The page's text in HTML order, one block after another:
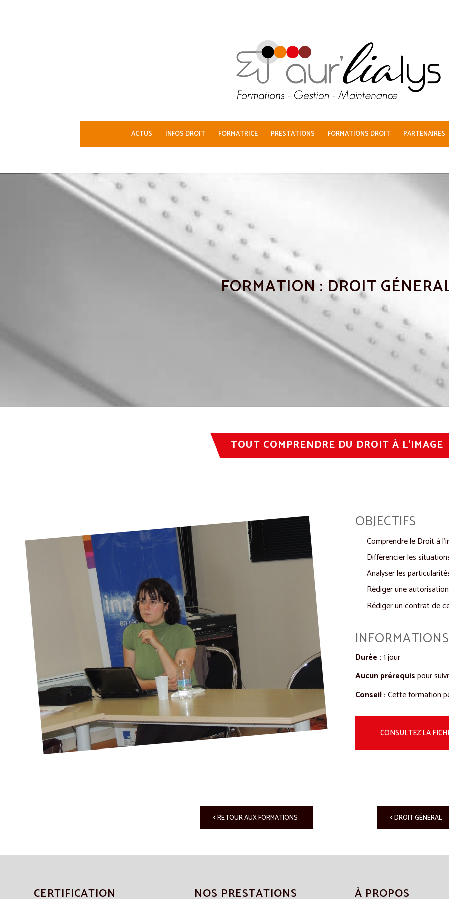
ACTUS INFOS DROIT FORMATRICE PRESTATIONS FORMATIONS DROIT PARTENAIRES
FORMATION : DROIT
TOUT COMPRENDRE DU DROIT À L’IMAGE
OBJECTIFS
Comprendre le Droit à
Différencier les
Analyser les
Rédiger une
Rédiger un contrat de
Durée :1 jour
Aucun prérequispour
Conseil:Cette formation
CONSULTEZ LA
RETOUR AUX FORMATIONS DROIT GÉNERAL
CERTIFICATION NOS PRESTATIONS À PROPOS